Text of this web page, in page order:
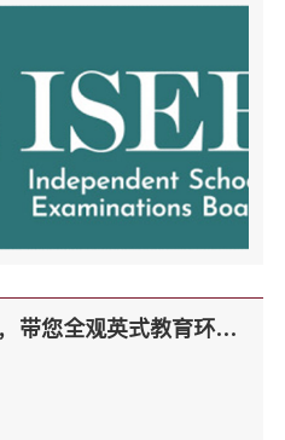
LFO带您走进英式课堂，带您全观英式教育环境！